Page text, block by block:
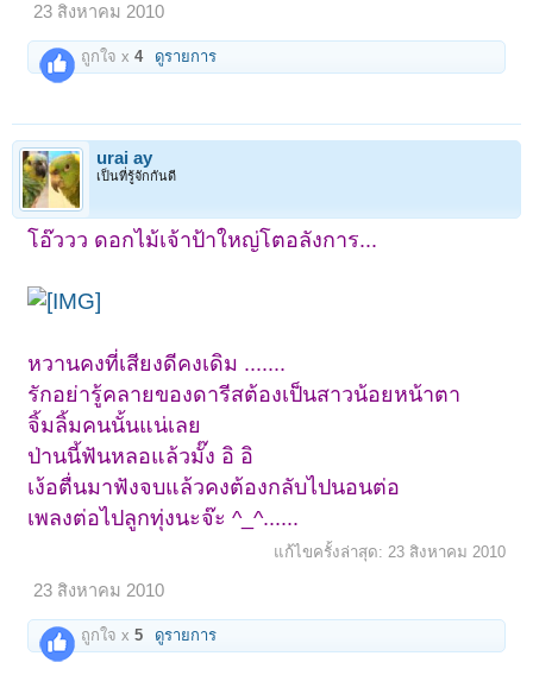
23 สิงหาคม 2010
ถูกใจ x4 ดูรายการ
urai ay
เป็นที่รู้จักกันดี
โอ๊ววว ดอกไม้เจ้าป้าใหญ่โตอลังการ...
หวานคงที่เสียงดีคงเดิม .......
รักอย่ารู้คลายของดารีสต้องเป็นสาวน้อยหน้าตา
จิ้มลิ้มคนนั้นแน่เลย
ป่านนี้ฟันหลอแล้วมั๊ง อิ อิ
เง้อตื่นมาฟังจบแล้วคงต้องกลับไปนอนต่อ
เพลงต่อไปลูกทุ่งนะจ๊ะ ^_^......
แก้ไขครั้งล่าสุด: 23 สิงหาคม 2010
23 สิงหาคม 2010
ถูกใจ x5 ดูรายการ